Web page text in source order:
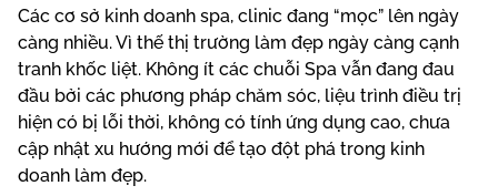
Các cơ sở kinh doanh spa, clinic đang “mọc” lên ngày
càng nhiều. Vì thế thị trường làm đẹp ngày càng cạnh
tranh khốc liệt. Không ít các chuỗi Spa vẫn đang đau
đầu bởi các phương pháp chăm sóc, liệu trình điều trị
hiện có bị lỗi thời, không có tính ứng dụng cao, chưa
cập nhật xu hướng mới để tạo đột phá trong kinh
doanh làm đẹp.